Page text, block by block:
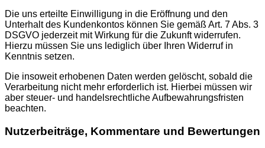
Die uns erteilte Einwilligung in die Eröffnung und den
Unterhalt des Kundenkontos können Sie gemäß Art. 7 Abs. 3
DSGVO jederzeit mit Wirkung für die Zukunft widerrufen.
Hierzu müssen Sie uns lediglich über Ihren Widerruf in
Kenntnis setzen.
Die insoweit erhobenen Daten werden gelöscht, sobald die
Verarbeitung nicht mehr erforderlich ist. Hierbei müssen wir
aber steuer- und handelsrechtliche Aufbewahrungsfristen
beachten.
Nutzerbeiträge, Kommentare und Bewertungen